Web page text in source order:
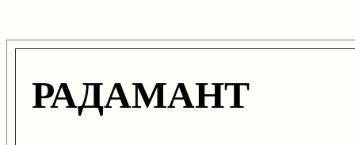
РАДАМАНТ